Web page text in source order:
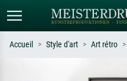
Accueil Style d'art Art rétro